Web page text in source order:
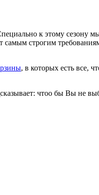
к этому сезону
строгим
, в которых есть все,
чтоо бы Вы не